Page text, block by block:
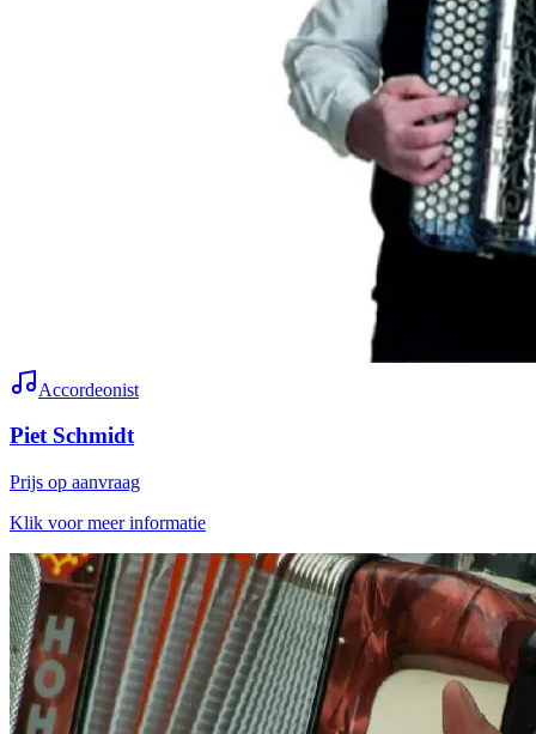
Accordeonist
Piet Schmidt
Prijs op aanvraag
Klik voor meer informatie